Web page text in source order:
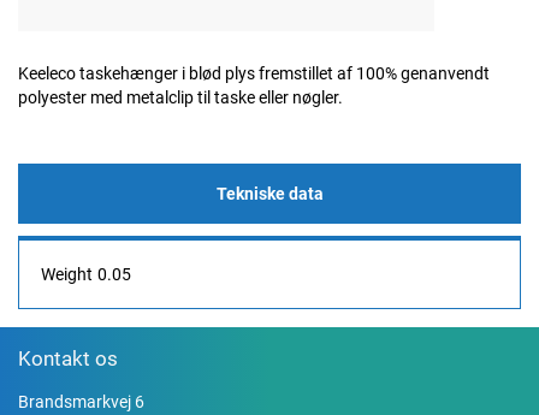
Keeleco taskehænger i blød plys fremstillet af 100% genanvendt
polyester med metalclip til taske eller nøgler.
Tekniske data
Weight 0.05
Kontakt os
Brandsmarkvej 6